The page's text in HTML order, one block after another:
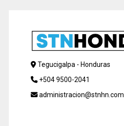
Tegucigalpa - Honduras
+504 9500-2041
administracion@stnhn.com